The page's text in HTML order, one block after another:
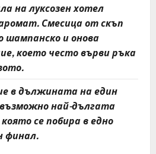
на луксозен хотел
Смесица от скъп
и онова
което често върви ръка
в дължината на един
най-дългата
се побира в едно
финал.